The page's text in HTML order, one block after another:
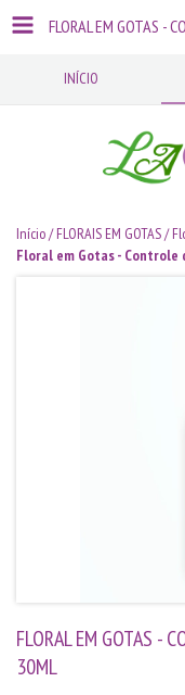
INÍCIO
Início/ FLORAIS EM GOTAS/
Floral em Gotas - Controle
FLORAL EM GOTAS -
30ML